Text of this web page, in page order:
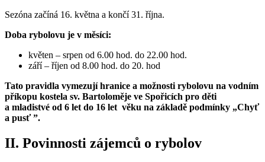
Sezóna začíná 16. května a končí 31. října.
Doba rybolovu je v měsíci:
květen – srpen od 6.00 hod. do 22.00 hod.
září – říjen od 8.00 hod. do 20. hod
Tato pravidla vymezují hranice a možnosti rybolovu na vodním
příkopu kostela sv. Bartoloměje ve Spořicích pro děti
a mladistvé od 6 let do 16 let věku na základě podmínky „Chyť
a pusť ”.
II. Povinnosti zájemců o rybolov